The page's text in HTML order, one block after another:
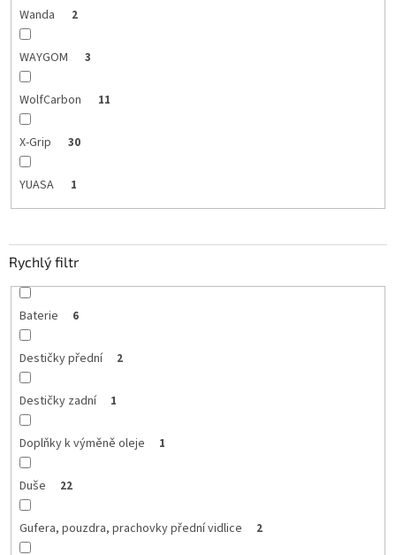
Wanda 2
WAYGOM 3
WolfCarbon 11
X-Grip 30
YUASA 1
Rychlý filtr
Baterie 6
Destičky přední 2
Destičky zadní 1
Doplňky k výměně oleje 1
Duše 22
Gufera, pouzdra, prachovky přední vidlice 2